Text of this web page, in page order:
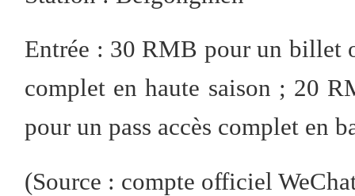
Entrée : 30 RMB pour un billet
complet en haute saison ; 20
pour un pass accès complet en
(Source : compte officiel